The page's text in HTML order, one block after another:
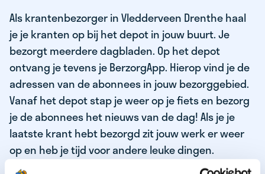
Als krantenbezorger in Vledderveen Drenthe haal
je je kranten op bij het depot in jouw buurt. Je
bezorgt meerdere dagbladen. Op het depot
ontvang je tevens je BerzorgApp. Hierop vind je de
adressen van de abonnees in jouw bezorggebied.
Vanaf het depot stap je weer op je fiets en bezorg
je de abonnees het nieuws van de dag! Als je je
laatste krant hebt bezorgd zit jouw werk er weer
op en heb je tijd voor andere leuke dingen.